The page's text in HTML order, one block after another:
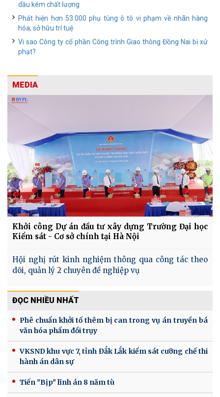
dầu kém chất lượng
Phát hiện hơn 53.000 phụ tùng ô tô vi phạm về nhãn hàng
hóa, sở hữu trí tuệ
Vi sao Công ty cổ phần Công trình Giao thông Đồng Nai bị xử
phạt?
MEDIA
Khởi công Dự án đầu tư xây dựng Trường Đại học
Kiểm sát - Cơ sở chính tại Hà Nội
Hội nghị rút kinh nghiệm thông qua công tác theo
dõi, quản lý 2 chuyên đề nghiệp vụ
ĐỌC NHIỀU NHẤT
Phê chuẩn khởi tố thêm bị can trong vụ án truyền bá
văn hóa phẩm đồi trụy
VKSND khu vực 7, tỉnh Đắk Lắk kiểm sát cưỡng chế thi
hành án dân sự
Tiến "Bịp" lĩnh án 8 năm tù